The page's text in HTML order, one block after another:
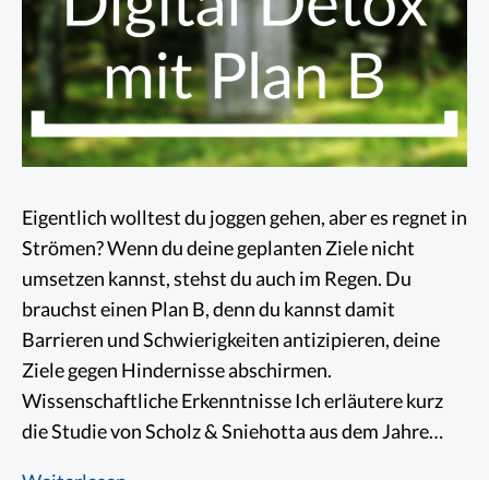
Eigentlich wolltest du joggen gehen, aber es regnet in
Strömen? Wenn du deine geplanten Ziele nicht
umsetzen kannst, stehst du auch im Regen. Du
brauchst einen Plan B, denn du kannst damit
Barrieren und Schwierigkeiten antizipieren, deine
Ziele gegen Hindernisse abschirmen.
Wissenschaftliche Erkenntnisse Ich erläutere kurz
die Studie von Scholz & Sniehotta aus dem Jahre…